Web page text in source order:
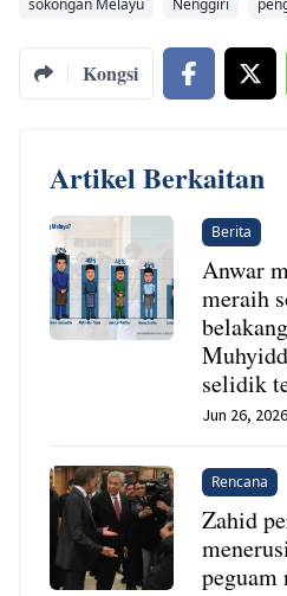
sokongan Melayu
Nenggiri
Kongsi
Artikel Berkaitan
Berita
Anwar
meraih
selidik
Jun 26,
Rencana
Zahid
peguam